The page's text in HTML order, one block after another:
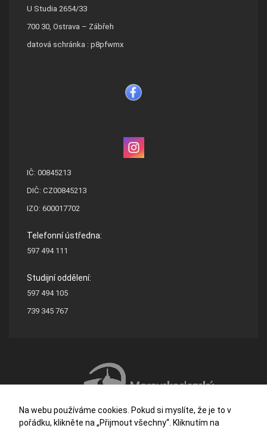
U Studia 2654/33
700 30, Ostrava – Zábřeh
datová schránka : p8pfwmx
IČ: 00845213
DIČ: CZ00845213
IZO: 600017702
Telefonní ústředna:
597 494 111
Studijní oddělení:
597 494 105
739 345 767
Na webu používáme cookies. Pokud si myslíte, že je to v
pořádku, klikněte na „Přijmout všechny“. Kliknutím na